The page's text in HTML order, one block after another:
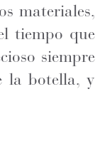
materiales,
tiempo que
siempre
la botella, y